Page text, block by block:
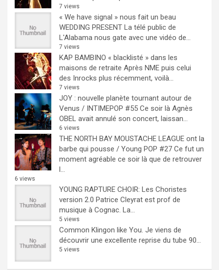
7 views
« We have signal » nous fait un beau
WEDDING PRESENT La télé public de
L'Alabama nous gate avec une vidéo de...
7 views
KAP BAMBINO « blacklisté » dans les
maisons de retraite Après NME puis celui
des Inrocks plus récemment, voilà...
7 views
JOY : nouvelle planète tournant autour de
Venus / INTIMEPOP #55 Ce soir là Agnès
OBEL avait annulé son concert, laissan...
6 views
THE NORTH BAY MOUSTACHE LEAGUE ont la
barbe qui pousse / Young POP #27 Ce fut un
moment agréable ce soir là que de retrouver
l...
6 views
YOUNG RAPTURE CHOIR: Les Choristes
version 2.0 Patrice Cleyrat est prof de
musique à Cognac. La...
5 views
Common Klingon like You. Je viens de
découvrir une excellente reprise du tube 90...
5 views